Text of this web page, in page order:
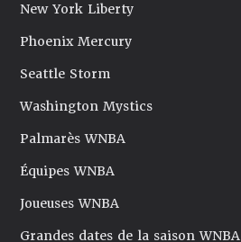
New York Liberty
Phoenix Mercury
Seattle Storm
Washington Mystics
Palmarès WNBA
Équipes WNBA
Joueuses WNBA
Grandes dates de la saison WNBA